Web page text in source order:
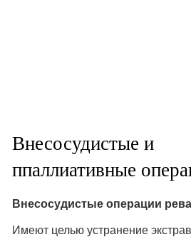
Внесосудистые и
ппаллиативные
Внесосудистые операции
Имеют целью устранение